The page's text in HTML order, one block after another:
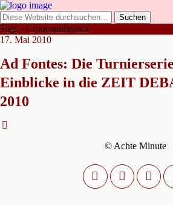
Tags › Crooenenbroeck
17. Mai 2010
Ad Fontes: Die
Einblicke in die ZEIT
2010
© Achte Minute